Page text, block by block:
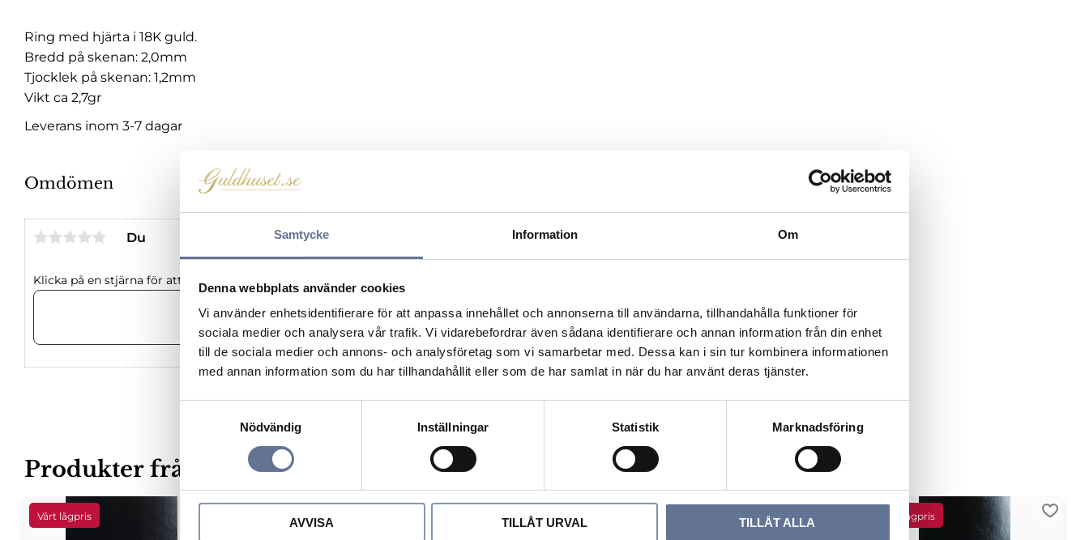
Samtycke Information Om
Denna webbplats använder cookies
Vi använder enhetsidentifierare för att anpassa innehållet och annonserna till användarna, tillhandahålla funktioner för
sociala medier och analysera vår trafik. Vi vidarebefordrar även sådana identifierare och annan information från din enhet
till de sociala medier och annons- och analysföretag som vi samarbetar med. Dessa kan i sin tur kombinera informationen
med annan information som du har tillhandahållit eller som de har samlat in när du har använt deras tjänster.
t
y
Nödvändig Inställningar Statistik Marknadsföring
AVVISA TILLÅT URVAL TILLÅT ALLA
Ring med hjärta i 18K guld.
Bredd på skenan: 2,0mm
Tjocklek på skenan: 1,2mm
Vikt ca 2,7gr
Leverans inom 3-7 dagar
Omdömen
Du
Klicka på en stjärna för att sätta ditt betyg
Produkter från samma kategori
Lägg till i favoriter Lägg till i favoriter Lägg till i favoriter Lägg till i favoriter Lägg